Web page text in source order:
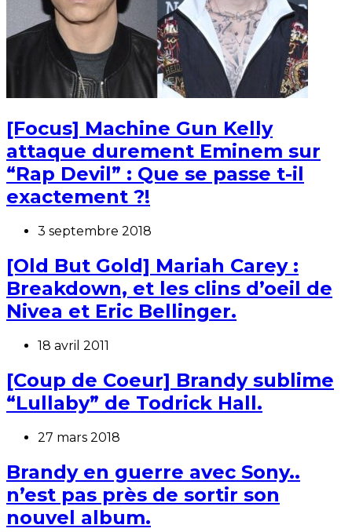
[Focus] Machine Gun Kelly
attaque durement Eminem sur
“Rap Devil” : Que se passe t-il
exactement ?!
3 septembre 2018
[Old But Gold] Mariah Carey :
Breakdown, et les clins d’oeil de
Nivea et Eric Bellinger.
18 avril 2011
[Coup de Coeur] Brandy sublime
“Lullaby” de Todrick Hall.
27 mars 2018
Brandy en guerre avec Sony..
n’est pas près de sortir son
nouvel album.